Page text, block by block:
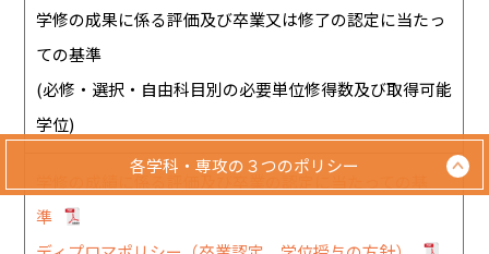
各学科・専攻の ３つのポリシー
学修の成果に係る評価及び卒業又は修了の認定に当たっ
ての基準
(必修・選択・自由科目別の必要単位修得数及び取得可能
学位)
学修の成績に係る評価及び卒業の認定に当たっての基
準